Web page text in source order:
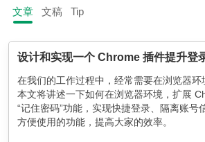
文章 文稿 Tip
设计和实现一个 Chrome 插件提升登
在我们的工作过程中，经常需要在浏览器环
本文将讲述一下如何在浏览器环境，扩展
“记住密码”功能，实现快捷登录、隔离账号
方便使用的功能，提高大家的效率。